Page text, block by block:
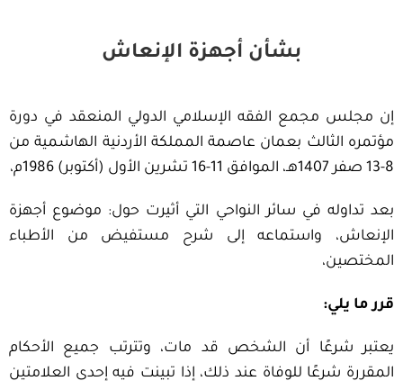
بشأن أجهزة الإنعاش
إن مجلس مجمع الفقه الإسلامي الدولي المنعقد في دورة
مؤتمره الثالث بعمان عاصمة المملكة الأردنية الهاشمية من
8-13 صفر 1407هـ، الموافق 11-16 تشرين الأول (أكتوبر) 1986م،
بعد تداوله في سائر النواحي التي أثيرت حول: موضوع أجهزة
الإنعاش، واستماعه إلى شرح مستفيض من الأطباء
المختصين،
قرر ما يلي:
يعتبر شرعًا أن الشخص قد مات، وتترتب جميع الأحكام
المقررة شرعًا للوفاة عند ذلك، إذا تبينت فيه إحدى العلامتين